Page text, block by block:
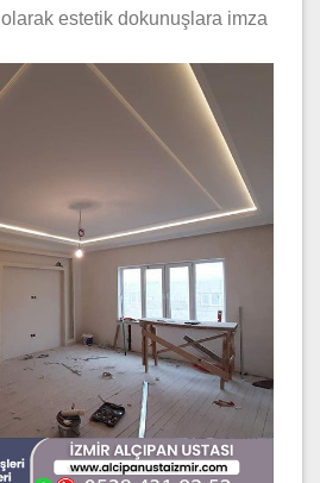
olarak estetik dokunuşlara imza